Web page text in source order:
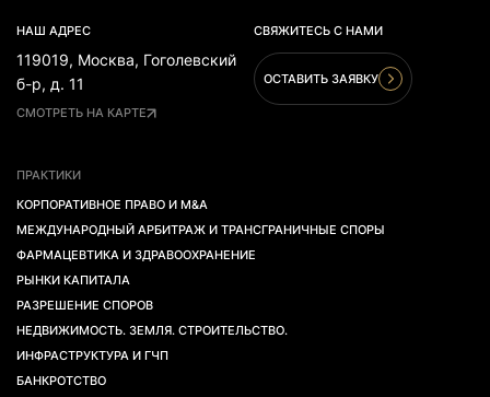
НАШ АДРЕС
119019, Москва, Гоголевский
б-р, д. 11
СМОТРЕТЬ НА КАРТЕ
СВЯЖИТЕСЬ С НАМИ
ОСТАВИТЬ ЗАЯВКУ
ПРАКТИКИ
КОРПОРАТИВНОЕ ПРАВО И M&A
МЕЖДУНАРОДНЫЙ АРБИТРАЖ И ТРАНСГРАНИЧНЫЕ СПОРЫ
ФАРМАЦЕВТИКА И ЗДРАВООХРАНЕНИЕ
РЫНКИ КАПИТАЛА
РАЗРЕШЕНИЕ СПОРОВ
НЕДВИЖИМОСТЬ. ЗЕМЛЯ. СТРОИТЕЛЬСТВО.
ИНФРАСТРУКТУРА И ГЧП
БАНКРОТСТВО